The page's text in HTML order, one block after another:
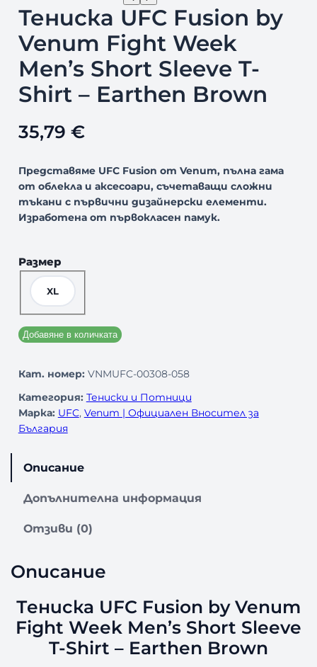
Тениска UFC Fusion by
Venum Fight Week
Men’s Short Sleeve T-
Shirt – Earthen Brown
35,79 €
Представяме UFC Fusion от Venum, пълна гама
от облекла и аксесоари, съчетаващи сложни
тъкани с първични дизайнерски елементи.
Изработена от първокласен памук.
Размер
XL
Добавяне в количката
Кат. номер: VNMUFC-00308-058
Категория: Тениски и Потници
Марка: UFC, Venum | Официален Вносител за
България
Описание
Допълнителна информация
Отзиви (0)
Описание
Тениска UFC Fusion by Venum
Fight Week Men’s Short Sleeve
T-Shirt – Earthen Brown